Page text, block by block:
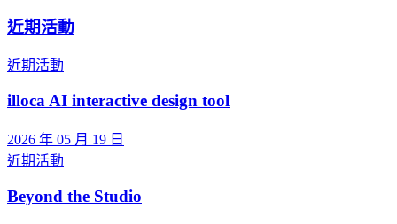
近期活動
近期活動
illoca AI interactive design tool
2026 年 05 月 19 日
近期活動
Beyond the Studio